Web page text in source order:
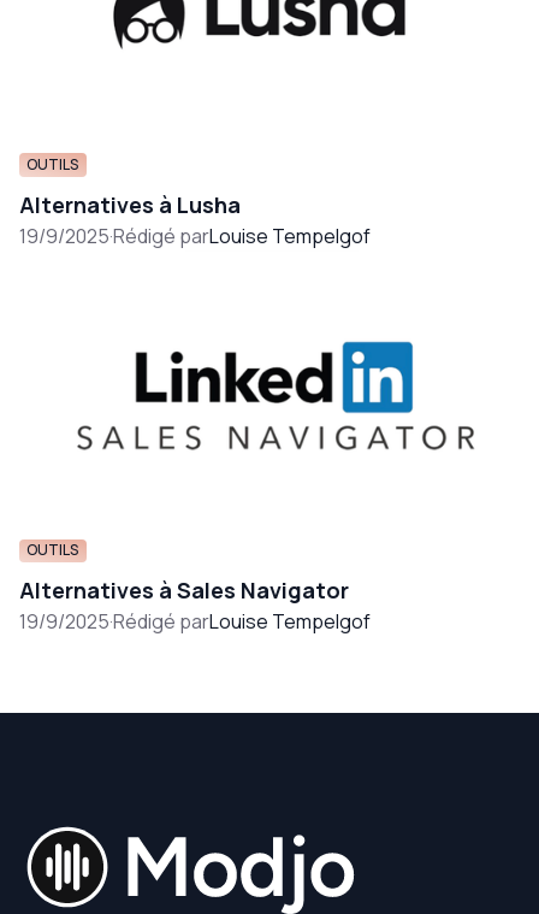
OUTILS
Alternatives à Lusha
19/9/2025·Rédigé parLouise Tempelgof
OUTILS
Alternatives à Sales Navigator
19/9/2025·Rédigé parLouise Tempelgof